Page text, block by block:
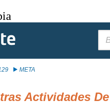
META
Actividades